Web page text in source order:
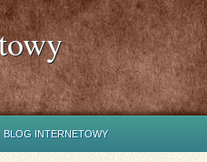
BLOG INTERNETOWY